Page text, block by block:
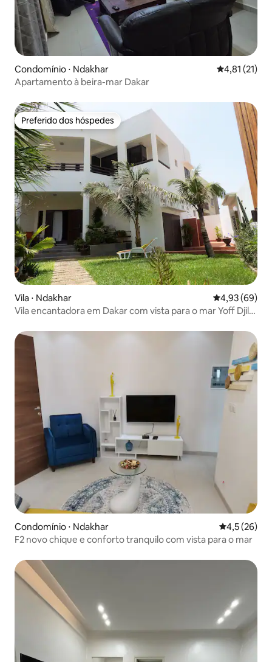
Condomínio ⋅ Ndakhar 4,81 de uma
4,81 (21)
Apartamento à beira-mar Dakar
Preferido dos hóspedes
Preferido dos hóspedes
Vila ⋅ Ndakhar 4,93 de uma
4,93 (69)
Vila encantadora em Dakar com vista para o mar Yoff Djily
Condomínio ⋅ Ndakhar 4,5 de uma
4,5 (26)
F2 novo chique e conforto tranquilo com vista para o mar